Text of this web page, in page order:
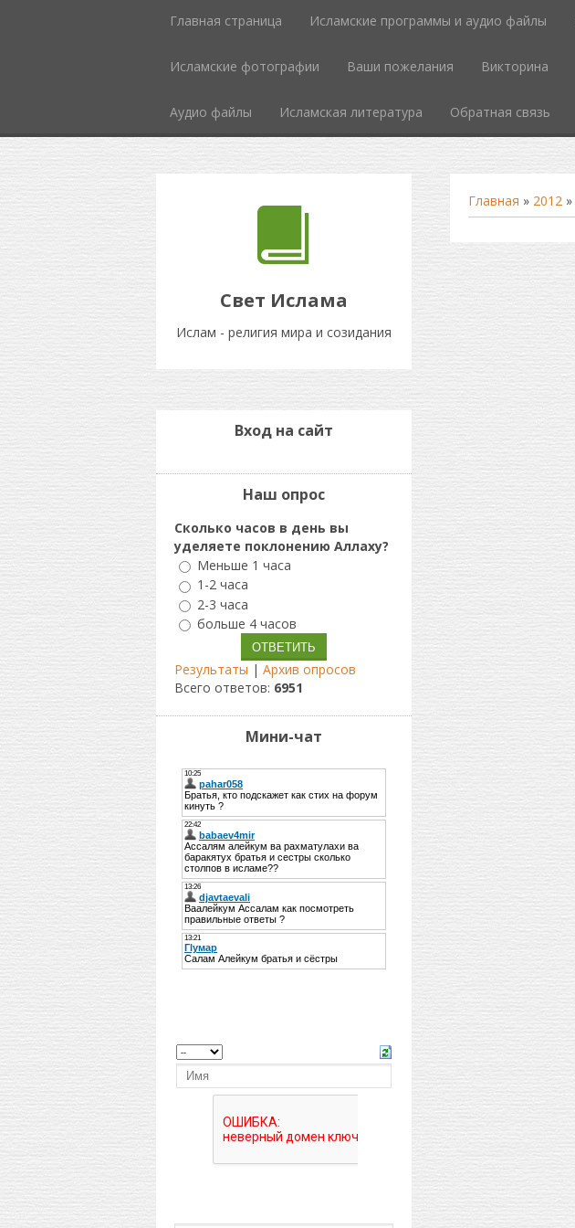
Главная страница Исламские программы и аудио файлы
Исламcкие фотографии Ваши пожелания Викторина
Аудио файлы Исламская литература Обратная связь
Свет Ислама
Ислам - религия мира и созидания
Главная » 2012 »
Вход на сайт
Наш опрос
Сколько часов в день вы
уделяете поклонению Аллаху?
Меньше 1 часа
1-2 часа
2-3 часа
больше 4 часов
Результаты | Архив опросов
Всего ответов: 6951
Мини-чат